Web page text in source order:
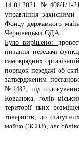
14.01.2021 №408/1/1-
управління
Фонду державного
Чернівецької ОДА.
Було вирішено:
питання передачі
самоврядних
порядок передачі
затвердженим
№1482, під
Ковалюка, голів
території яких
товариств, до
майно (ЗСЦЗ), але